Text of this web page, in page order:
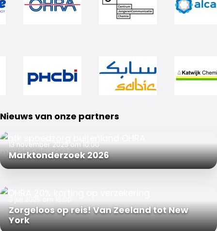
Nieuws van onze partners
Marktonderzoek 2026
13 november 2025 om 10:00
Zorgeloos op reis! Van Zeeland tot New
York